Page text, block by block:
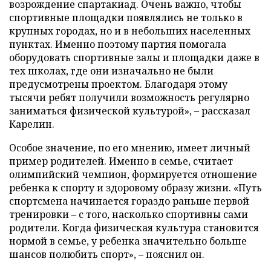
возрождение спартакиад. Очень важно, чтобы
спортивные площадки появлялись не только в
крупных городах, но и в небольших населенных
пунктах. Именно поэтому партия помогала
оборудовать спортивные залы и площадки даже в
тех школах, где они изначально не были
предусмотрены проектом. Благодаря этому
тысячи ребят получили возможность регулярно
заниматься физической культурой», – рассказал
Карелин.
Особое значение, по его мнению, имеет личный
пример родителей. Именно в семье, считает
олимпийский чемпион, формируется отношение
ребенка к спорту и здоровому образу жизни. «Путь
спортсмена начинается гораздо раньше первой
тренировки – с того, насколько спортивны сами
родители. Когда физическая культура становится
нормой в семье, у ребенка значительно больше
шансов полюбить спорт», – пояснил он.